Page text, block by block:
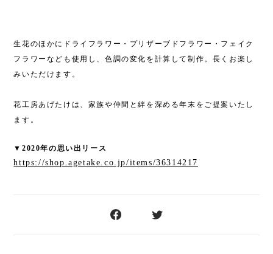
生花のほかにドライフラワー・プリザーブドフラワー・フェイク
フラワーなども使用し、色調の変化を計算して制作。長くお楽し
みいただけます。
花工房あげたけは、家族や仲間と絆を深める年末をご提案いたし
ます。
▼2020年の思い出リース
https://shop.agetake.co.jp/items/36314217